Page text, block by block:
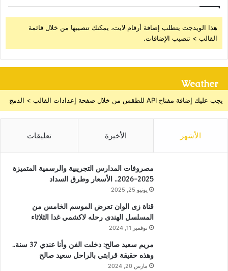
هذا الويدجت يتطلب إضافة أرقام لايت، يمكنك تنصيبها من خلال قائمة
القالب > تنصيب الإضافات.
Weather
يجب عليك إضافة مفتاح API للطقس من خلال صفحة إعدادات القالب > الدمج
الأشهر الأخيرة تعليقات
مصروفات المدارس التجريبية والرسمية المتميزة
2025-2026.. الأسعار وطرق السداد
يونيو 25, 2025
قناة زى الوان تعرض الموسم الخامس من
المسلسل الهندى رحله لاكشمي غدا الثلاثاء
نوفمبر 11, 2024
مريم سعيد صالح: دخلت الفن وأنا عندي 37 سنة..
وهذه حقيقة قرابتي بالراحل سعيد صالح
مارس 20, 2024